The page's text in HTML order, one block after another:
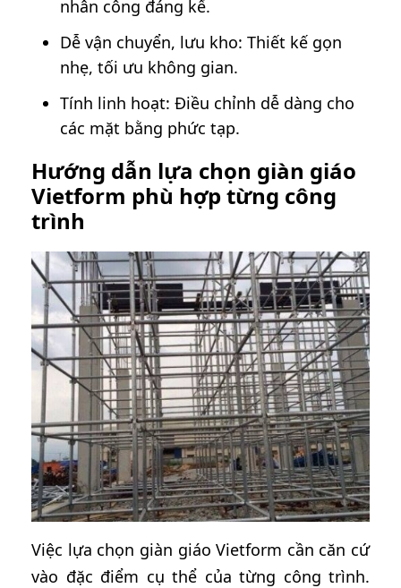
nhân công đáng kể.
Dễ vận chuyển, lưu kho: Thiết kế gọn
nhẹ, tối ưu không gian.
Tính linh hoạt: Điều chỉnh dễ dàng cho
các mặt bằng phức tạp.
Hướng dẫn lựa chọn giàn giáo
Vietform phù hợp từng công
trình
Việc lựa chọn giàn giáo Vietform cần căn cứ
vào đặc điểm cụ thể của từng công trình.